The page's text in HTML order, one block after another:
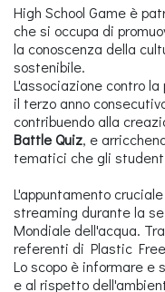
High School Game è
chesi occupa di
la conoscenza della
sostenibile.
L'associazione contro
il terzo anno
contribuendo alla
Battle Quiz, e
tematici che gli
L'appuntamento
streaming durante la
Mondiale dell'acqua.
referenti di Plastic
Lo scopo è informare
e al rispetto